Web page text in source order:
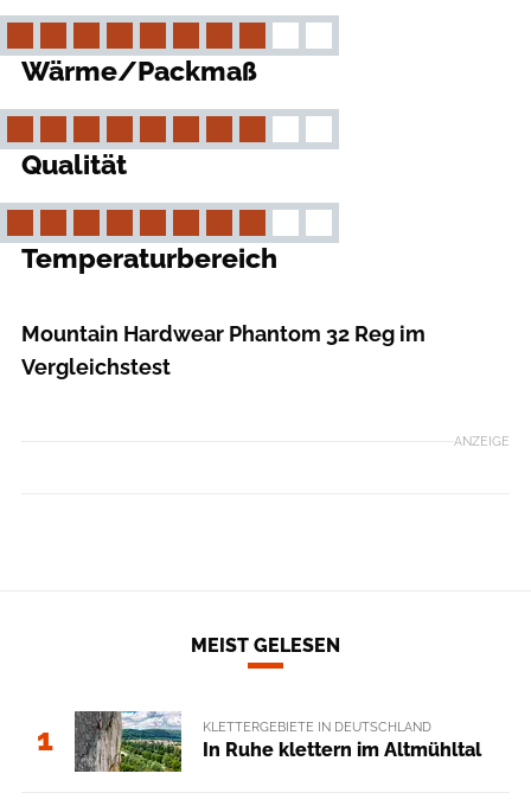
Wärme/Packmaß
Qualität
Temperaturbereich
Mountain Hardwear Phantom 32 Reg im
Vergleichstest
ANZEIGE
MEIST GELESEN
1 KLETTERGEBIETE IN DEUTSCHLAND
In Ruhe klettern im Altmühltal